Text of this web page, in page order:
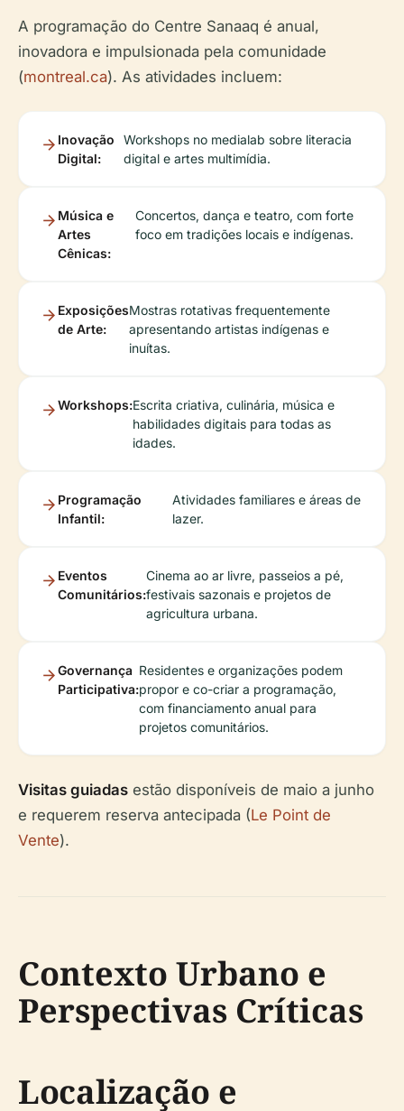
A programação do Centre Sanaaq é anual,
inovadora e impulsionada pela comunidade
(montreal.ca). As atividades incluem:
Inovação
Digital:
Workshops no medialab sobre literacia
digital e artes multimídia.
Música e
Artes
Cênicas:
Concertos, dança e teatro, com forte
foco em tradições locais e indígenas.
Exposições
de Arte:
Mostras rotativas frequentemente
apresentando artistas indígenas e
inuítas.
Workshops:Escrita criativa, culinária, música e
habilidades digitais para todas as
idades.
Programação
Infantil:
Atividades familiares e áreas de
lazer.
Eventos
Comunitários:
Cinema ao ar livre, passeios a pé,
festivais sazonais e projetos de
agricultura urbana.
Governança
Participativa:
Residentes e organizações podem
propor e co-criar a programação,
com financiamento anual para
projetos comunitários.
Visitas guiadas estão disponíveis de maio a junho
e requerem reserva antecipada (Le Point de
Vente).
Contexto Urbano e
Perspectivas Críticas
Localização e